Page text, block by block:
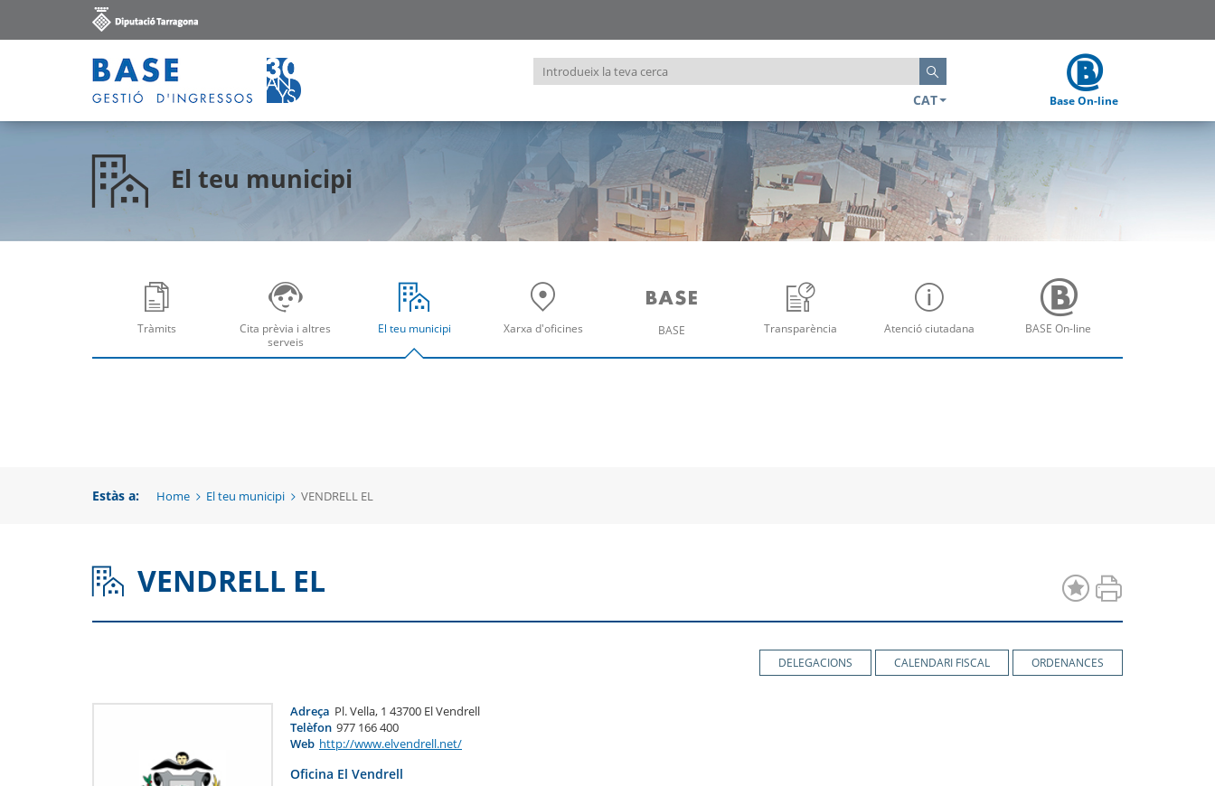
Introdueix
la
cerca
CAT
Base On-line
El teu municipi
Tràmits
Obre
finestra
Cita prèvia i altres
serveis
Obre
finestra
El teu municipi
Obre
finestra
Xarxa d'oficines
Obre
BASE
Obre
Transparència
Obre
Atenció ciutadana
Obre
BASE On-line
Obre
Estàs a: Home El teu municipi VENDRELL EL
VENDRELL EL
DELEGACIONS CALENDARI FISCAL ORDENANCES
Adreça Pl. Vella, 1 43700 El Vendrell
Telèfon 977 166 400
Web http://www.elvendrell.net/
Oficina El Vendrell